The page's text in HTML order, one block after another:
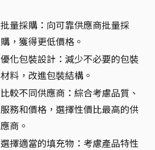
批量採購：向可靠供應商批量採
購，獲得更低價格。
優化包裝設計：減少不必要的包裝
材料，改進包裝結構。
比較不同供應商：綜合考慮品質、
服務和價格，選擇性價比最高的供
應商。
選擇適當的填充物：考慮產品特性